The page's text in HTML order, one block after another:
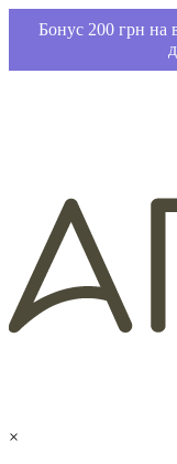
Бонус 200 грн на
×